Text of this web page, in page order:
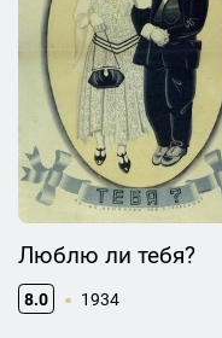
Люблю ли тебя?
8.0 1934